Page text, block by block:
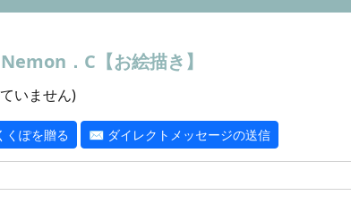
Nemon．C【お絵描き】
いません)
くぽを贈る ✉ ダイレクトメッセージの送信